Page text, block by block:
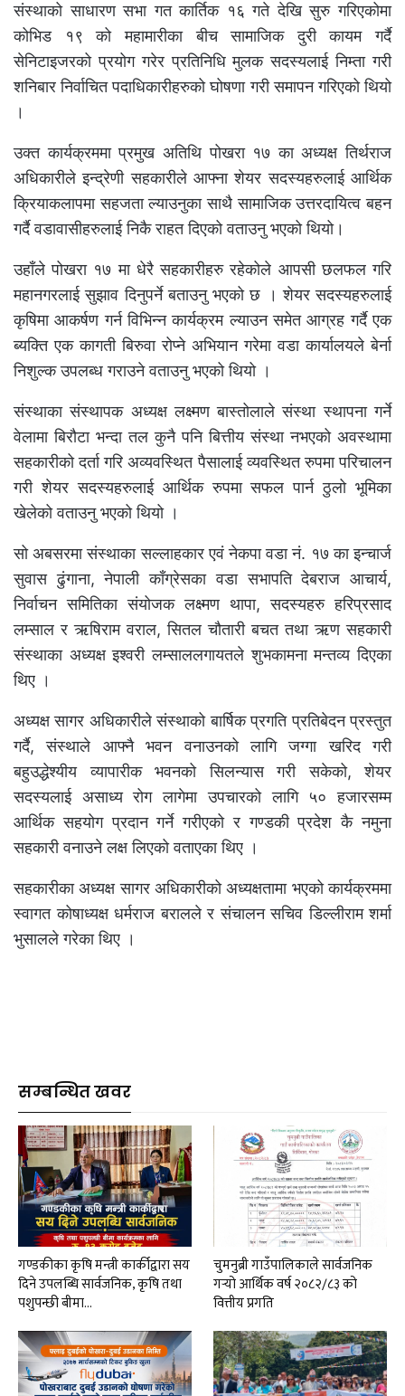
संस्थाको साधारण सभा गत कार्तिक १६ गते देखि सुरु गरिएकोमा
कोभिड १९ को महामारीका बीच सामाजिक दुरी कायम गर्दै
सेनिटाइजरको प्रयोग गरेर प्रतिनिधि मुलक सदस्यलाई निम्ता गरी
शनिबार निर्वाचित पदाधिकारीहरुको घोषणा गरी समापन गरिएको थियो
।
उक्त कार्यक्रममा प्रमुख अतिथि पोखरा १७ का अध्यक्ष तिर्थराज
अधिकारीले इन्द्रेणी सहकारीले आफ्ना शेयर सदस्यहरुलाई आर्थिक
क्रियाकलापमा सहजता ल्याउनुका साथै सामाजिक उत्तरदायित्व बहन
गर्दै वडावासीहरुलाई निकै राहत दिएको वताउनु भएको थियो।
उहाँले पोखरा १७ मा धेरै सहकारीहरु रहेकोले आपसी छलफल गरि
महानगरलाई सुझाव दिनुपर्ने बताउनु भएको छ । शेयर सदस्यहरुलाई
कृषिमा आकर्षण गर्न विभिन्न कार्यक्रम ल्याउन समेत आग्रह गर्दै एक
ब्यक्ति एक कागती बिरुवा रोप्ने अभियान गरेमा वडा कार्यालयले बेर्ना
निशुल्क उपलब्ध गराउने वताउनु भएको थियो ।
संस्थाका संस्थापक अध्यक्ष लक्ष्मण बास्तोलाले संस्था स्थापना गर्ने
वेलामा बिरौटा भन्दा तल कुनै पनि बित्तीय संस्था नभएको अवस्थामा
सहकारीको दर्ता गरि अव्यवस्थित पैसालाई व्यवस्थित रुपमा परिचालन
गरी शेयर सदस्यहरुलाई आर्थिक रुपमा सफल पार्न ठुलो भूमिका
खेलेको वताउनु भएको थियो ।
सो अबसरमा संस्थाका सल्लाहकार एवं नेकपा वडा नं. १७ का इन्चार्ज
सुवास ढुंगाना, नेपाली काँग्रेसका वडा सभापति देबराज आचार्य,
निर्वाचन समितिका संयोजक लक्ष्मण थापा, सदस्यहरु हरिप्रसाद
लम्साल र ऋषिराम वराल, सितल चौतारी बचत तथा ऋण सहकारी
संस्थाका अध्यक्ष इश्वरी लम्साललगायतले शुभकामना मन्तव्य दिएका
थिए ।
अध्यक्ष सागर अधिकारीले संस्थाको बार्षिक प्रगति प्रतिबेदन प्रस्तुत
गर्दै, संस्थाले आफ्नै भवन वनाउनको लागि जग्गा खरिद गरी
बहुउद्धेश्यीय व्यापारीक भवनको सिलन्यास गरी सकेको, शेयर
सदस्यलाई असाध्य रोग लागेमा उपचारको लागि ५० हजारसम्म
आर्थिक सहयोग प्रदान गर्ने गरीएको र गण्डकी प्रदेश कै नमुना
सहकारी वनाउने लक्ष लिएको वताएका थिए ।
सहकारीका अध्यक्ष सागर अधिकारीको अध्यक्षतामा भएको कार्यक्रममा
स्वागत कोषाध्यक्ष धर्मराज बरालले र संचालन सचिव डिल्लीराम शर्मा
भुसालले गरेका थिए ।
सम्बन्धित खवर
गण्डकीका कृषि मन्त्री कार्कीद्वारा सय
दिने उपलब्धि सार्वजनिक, कृषि तथा
पशुपन्छी बीमा…
चुमनुब्री गाउँपालिकाले सार्वजनिक
गर्‍यो आर्थिक वर्ष २०८२/८३ को
वित्तीय प्रगति